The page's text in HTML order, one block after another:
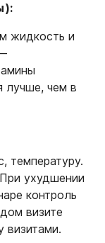
жидкость и
лучше, чем в
температуру.
ухудшении
контроль
визите
визитами.